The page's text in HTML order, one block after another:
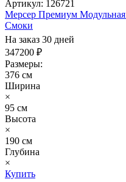
Артикул: 126721
Мерсер Премиум Модульная
Смоки
На заказ 30 дней
347200 ₽
Размеры:
376 см
Ширина
×
95 см
Высота
×
190 см
Глубина
×
Купить